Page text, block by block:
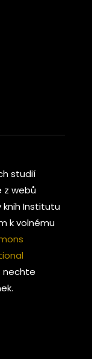
studií
z webů
Institutu
k volnému
nechte